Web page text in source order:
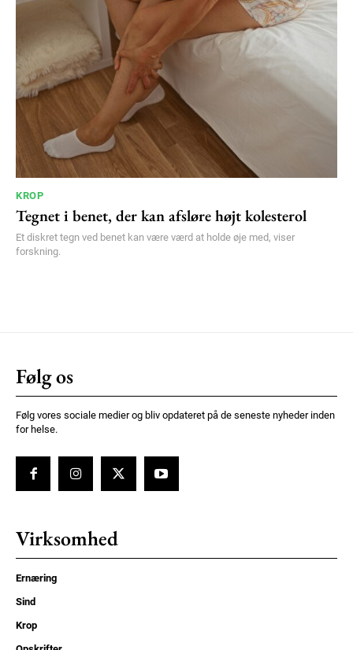
KROP
Tegnet i benet, der kan afsløre højt kolesterol
Et diskret tegn ved benet kan være værd at holde øje med, viser
forskning.
Følg os
Følg vores sociale medier og bliv opdateret på de seneste nyheder inden
for helse.
Virksomhed
Ernæring
Sind
Krop